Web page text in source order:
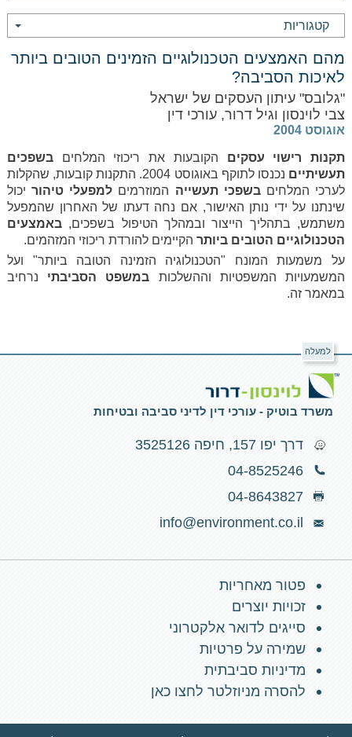
קטגוריות
מהם האמצעים הטכנולוגיים הזמינים הטובים ביותר
לאיכות הסביבה?
"גלובס" עיתון העסקים של ישראל
צבי לוינסון וגיל דרור, עורכי דין
אוגוסט 2004
תקנות רישוי עסקים הקובעות את ריכוזי המלחים בשפכים
תעשיתיים
נכנסו לתוקף באוגוסט 2004. התקנות קובעות, שהקלות
לערכי המלחיםבשפכי תעשייה המוזרמים למפעלי טיהוריכול
שינתנו על ידי נותן האישור, אם נחה דעתו של האחרון שהמפעל
משתמש, בתהליך הייצור ובמהלך הטיפול בשפכים, באמצעים
הטכנולוגיים הטובים ביותר הקיימים להורדת ריכוזי המזהמים.
על משמעות המונח "הטכנולוגיה הזמינה הטובה ביותר" ועל
המשמעויות המשפטיות וההשלכות במשפט הסביבתי נרחיב
במאמר זה.
למעלה
משרד בוטיק - עורכי דין לדיני סביבה ובטיחות
דרך יפו 157, חיפה 3525126
04-8525246
04-8643827
info@environment.co.il
פטור מאחריות
זכויות יוצרים
סייגים לדואר אלקטרוני
שמירה על פרטיות
מדיניות סביבתית
להסרה מניוזלטר לחצו כאן